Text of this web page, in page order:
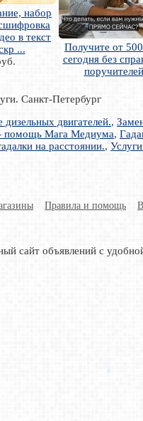
набор
в текст
...
Получите от
сегодня без
поручителей
Санкт-Петербург
двигателей.,
помощь Мага Медиума,
на расстоянии.,
Правила и помощь
сайт объявлений с